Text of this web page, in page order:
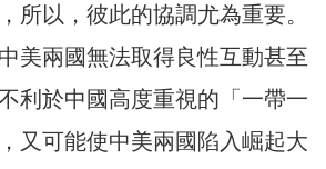
所以，彼此的協調尤為重要。
美兩國無法取得良性互動甚至
利於中國高度重視的「一帶一
又可能使中美兩國陷入崛起大